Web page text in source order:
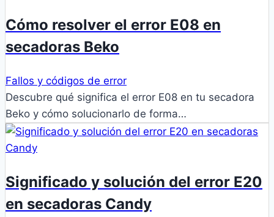
Cómo resolver el error E08 en
secadoras Beko
Fallos y códigos de error
Descubre qué significa el error E08 en tu secadora
Beko y cómo solucionarlo de forma…
Significado y solución del error E20
en secadoras Candy